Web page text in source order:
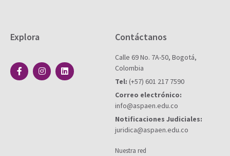
Explora Contáctanos
Calle 69 No. 7A-50, Bogotá,
Colombia
Tel: (+57) 601 217 7590
Correo electrónico:
info@aspaen.edu.co
Notificaciones Judiciales:
juridica@aspaen.edu.co
Nuestra red